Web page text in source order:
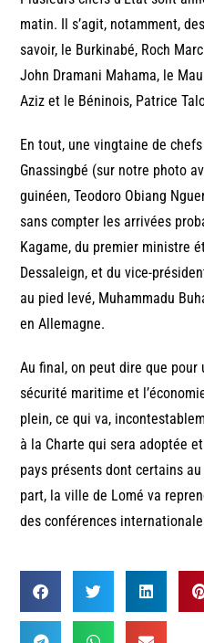
matin. Il s’agit, notamment,
savoir, le Burkinabé, Roch
John Dramani Mahama, le
Aziz et le Béninois, Patrice
En tout, une vingtaine de
Gnassingbé (sur notre photo
guinéen, Teodoro Obiang
sans compter les arrivées
Kagame, du premier ministre
Dessaleign, et du vice-
au pied levé, Muhammadu
en Allemagne.
Au final, on peut dire que pour
sécurité maritime et
plein, ce qui va,
à la Charte qui sera adoptée
pays présents dont certains
part, la ville de Lomé va
des conférences